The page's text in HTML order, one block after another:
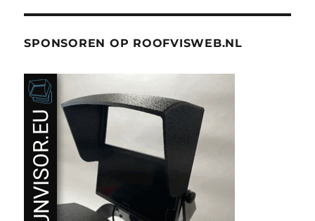
SPONSOREN OP ROOFVISWEB.NL